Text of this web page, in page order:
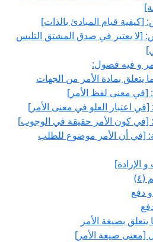
[كيفية قيام المبادئ بالذات‏]
[لا يعتبر في صدق المشتق التلبس
و فيه فصول:
يتعلق بمادة الأمر من الجهات
[في معنى لفظ الأمر]
[في اعتبار العلو في معنى الأمر]
[في كون الأمر حقيقة في الوجوب‏]
[في أن الأمر موضوع للطلب
الإرادة]
دفع
بصيغة الأمر
[معنى صيغة الأمر]